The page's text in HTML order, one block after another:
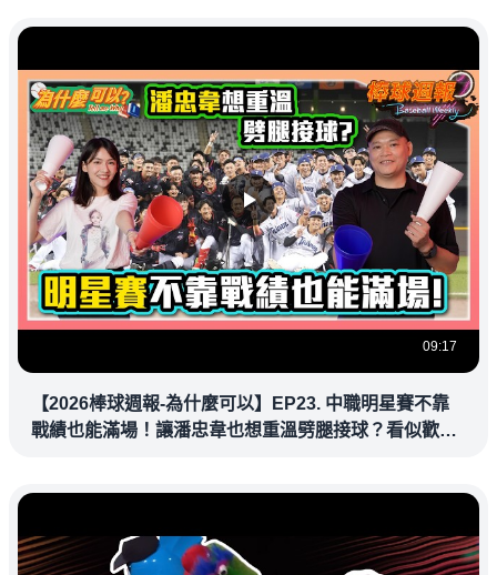
09:17
【2026棒球週報-為什麼可以】EP23. 中職明星賽不靠
戰績也能滿場！讓潘忠韋也想重溫劈腿接球？看似歡樂